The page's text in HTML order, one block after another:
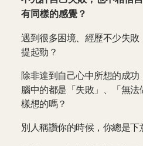
有同樣的感覺？
遇到很多困境、經歷不少失
提起勁？
除非達到自己心中所想的成
腦中的都是「失敗」、「無
樣想的嗎？
別人稱讚你的時候，你總是下